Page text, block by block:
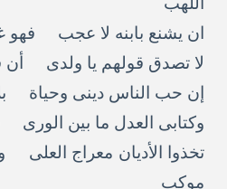
ان يشنع بابنه لا عجب فهو
لا تصدق قولهم يا ولدى أن
إن حب الناس دينى وحياة
وكتابى العدل ما بين
تخذوا الأديان معراج
موكب